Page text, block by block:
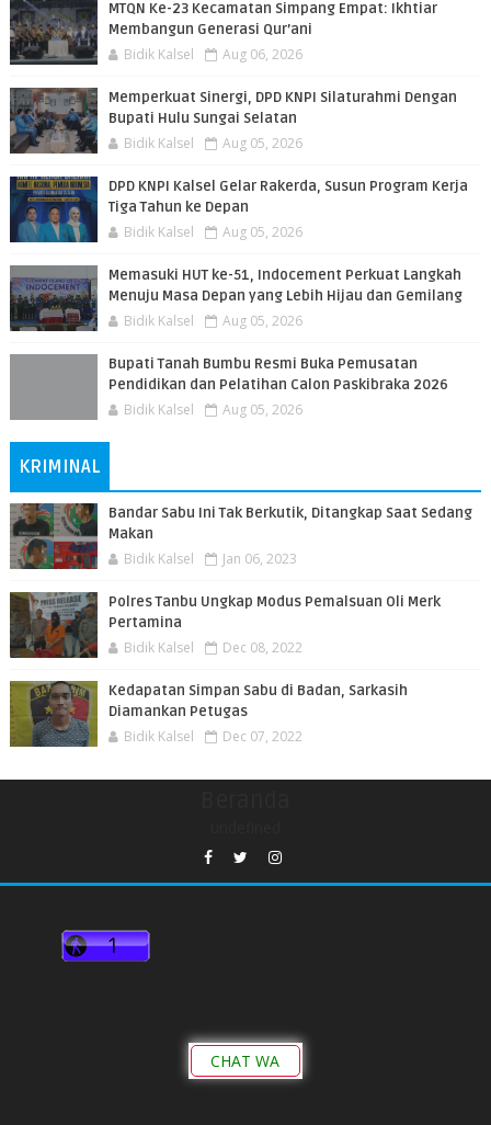
MTQN Ke-23 Kecamatan Simpang Empat: Ikhtiar
Membangun Generasi Qur’ani
Bidik Kalsel Aug 06, 2026
Memperkuat Sinergi, DPD KNPI Silaturahmi Dengan
Bupati Hulu Sungai Selatan
Bidik Kalsel Aug 05, 2026
DPD KNPI Kalsel Gelar Rakerda, Susun Program Kerja
Tiga Tahun ke Depan
Bidik Kalsel Aug 05, 2026
Memasuki HUT ke-51, Indocement Perkuat Langkah
Menuju Masa Depan yang Lebih Hijau dan Gemilang
Bidik Kalsel Aug 05, 2026
Bupati Tanah Bumbu Resmi Buka Pemusatan
Pendidikan dan Pelatihan Calon Paskibraka 2026
Bidik Kalsel Aug 05, 2026
KRIMINAL
Bandar Sabu Ini Tak Berkutik, Ditangkap Saat Sedang
Makan
Bidik Kalsel Jan 06, 2023
Polres Tanbu Ungkap Modus Pemalsuan Oli Merk
Pertamina
Bidik Kalsel Dec 08, 2022
Kedapatan Simpan Sabu di Badan, Sarkasih
Diamankan Petugas
Bidik Kalsel Dec 07, 2022
CHAT WA